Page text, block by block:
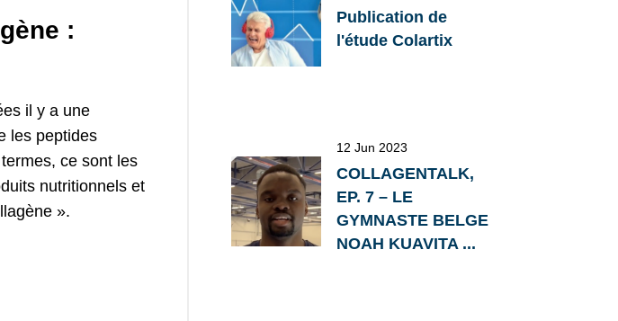
:
il y a une
les peptides
ce sont les
nutritionnels et
».
Publication de
l'étude Colartix
12 Jun 2023
COLLAGENTALK,
EP. 7 – LE
GYMNASTE BELGE
NOAH KUAVITA ...